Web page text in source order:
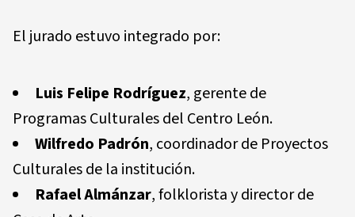
El jurado estuvo integrado por:
Luis Felipe Rodríguez, gerente de
Programas Culturales del Centro León.
Wilfredo Padrón, coordinador de Proyectos
Culturales de la institución.
Rafael Almánzar, folklorista y director de